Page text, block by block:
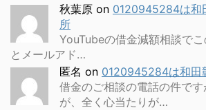
秋葉原 on 0120945284は和
所
YouTubeの借金減額相談で
とメールアド…
匿名 on 0120945284は和田
借金のご相談の電話の件で
が、全く心当たりが…